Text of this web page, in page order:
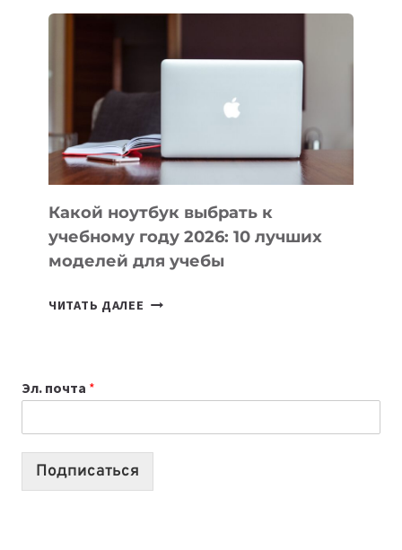
ПОМОГАЮТ
СОЗДАВАТЬ
БЕЗ
СЛОЖНОГО
КОДА
Какой ноутбук выбрать к
учебному году 2026: 10 лучших
моделей для учебы
ЧИТАТЬ ДАЛЕЕ КАКОЙ
2026:
10
Эл. почта *
Подписаться